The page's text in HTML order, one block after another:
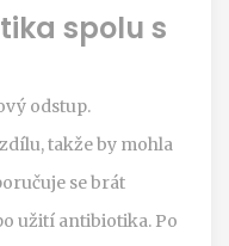
spolu s
odstup.
takže by mohla
se brát
užití antibiotika. Po